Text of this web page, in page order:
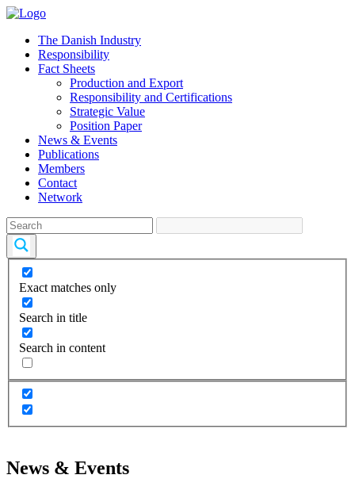
The Danish Industry
Responsibility
Fact Sheets
Production and Export
Responsibility and Certifications
Strategic Value
Position Paper
News & Events
Publications
Members
Contact
Network
Exact matches only
Search in title
Search in content
News & Events